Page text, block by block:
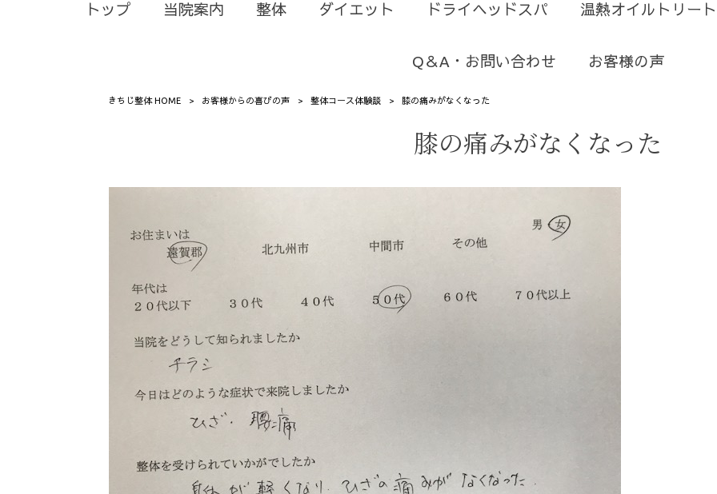
トップ 当院案内 整体 ダイエット ドライヘッドスパ 温熱オイルトリー
Q＆A・お問い合わせ お客様の声
きちじ整体 HOME > お客様からの喜びの声 > 整体コース体験談 > 膝の痛みがなくなった
膝の痛みがなくなった